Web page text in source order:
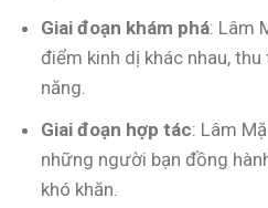
Giai đoạn khám phá: Lâm
điểm kinh dị khác nhau,
năng.
Giai đoạn hợp tác: Lâm
những người bạn đồng
khó khăn.